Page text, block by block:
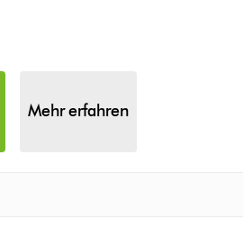
Mehr erfahren